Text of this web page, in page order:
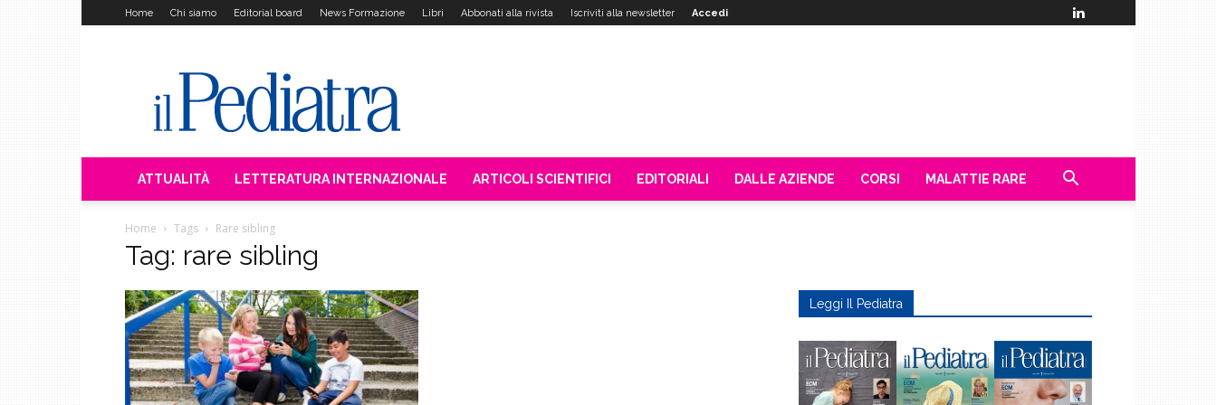
Home Chi siamo Editorial board News Formazione Libri Abbonati alla rivista Iscriviti alla newsletter Accedi
Pediatra
ATTUALITÀ LETTERATURA INTERNAZIONALE ARTICOLI SCIENTIFICI EDITORIALI DALLE AZIENDE CORSI MALATTIE RARE
Home Tags Rare sibling
Tag: rare sibling
Leggi Il Pediatra